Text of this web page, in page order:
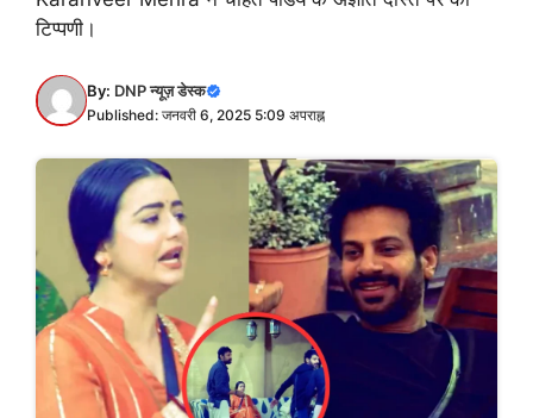
टिप्पणी।
By: DNP न्यूज़ डेस्क
Published: जनवरी 6, 2025 5:09 अपराह्न